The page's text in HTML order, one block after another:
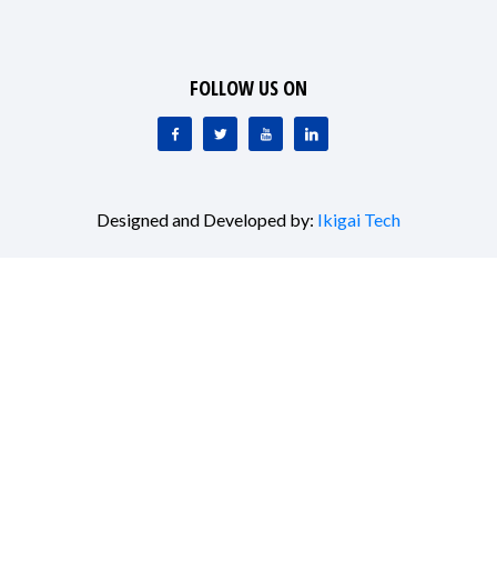
FOLLOW US ON
Designed and Developed by: Ikigai Tech